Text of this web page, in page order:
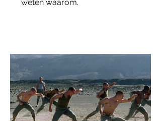
weten waarom.